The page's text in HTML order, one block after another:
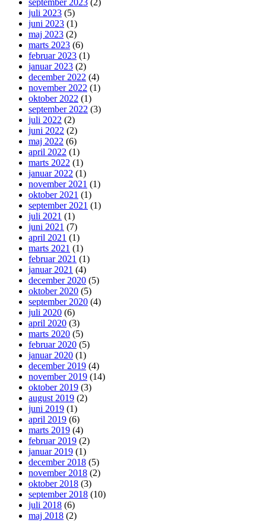
juli 2023 (5)
juni 2023 (1)
maj 2023 (2)
marts 2023 (6)
februar 2023 (1)
januar 2023 (2)
december 2022 (4)
november 2022 (1)
oktober 2022 (1)
september 2022 (3)
juli 2022 (2)
juni 2022 (2)
maj 2022 (6)
april 2022 (1)
marts 2022 (1)
januar 2022 (1)
november 2021 (1)
oktober 2021 (1)
september 2021 (1)
juli 2021 (1)
juni 2021 (7)
april 2021 (1)
marts 2021 (1)
februar 2021 (1)
januar 2021 (4)
december 2020 (5)
oktober 2020 (5)
september 2020 (4)
juli 2020 (6)
april 2020 (3)
marts 2020 (5)
februar 2020 (5)
januar 2020 (1)
december 2019 (4)
november 2019 (14)
oktober 2019 (3)
august 2019 (2)
juni 2019 (1)
april 2019 (6)
marts 2019 (4)
februar 2019 (2)
januar 2019 (1)
december 2018 (5)
november 2018 (2)
oktober 2018 (3)
september 2018 (10)
juli 2018 (6)
maj 2018 (2)